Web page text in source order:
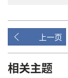
上一页
相关主题